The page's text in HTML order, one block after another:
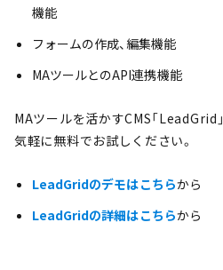
機能
フォームの作成、編集機能
MAツールとのAPI連携機能
MAツールを活かすCMS「LeadGrid
気軽に無料でお試しください。
LeadGridのデモはこちらから
LeadGridの詳細はこちらから